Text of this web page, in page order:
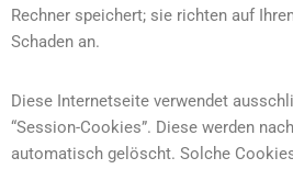
Rechner speichert; sie richten auf
Schaden an.
Diese Internetseite verwendet
“Session-Cookies”. Diese werden
automatisch gelöscht. Solche